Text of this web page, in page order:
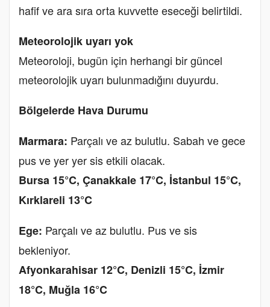
hafif ve ara sıra orta kuvvette eseceği belirtildi.
Meteorolojik uyarı yok
Meteoroloji, bugün için herhangi bir güncel
meteorolojik uyarı bulunmadığını duyurdu.
Bölgelerde Hava Durumu
Marmara: Parçalı ve az bulutlu. Sabah ve gece
pus ve yer yer sis etkili olacak.
Bursa 15°C, Çanakkale 17°C, İstanbul 15°C,
Kırklareli 13°C
Ege: Parçalı ve az bulutlu. Pus ve sis
bekleniyor.
Afyonkarahisar 12°C, Denizli 15°C, İzmir
18°C, Muğla 16°C